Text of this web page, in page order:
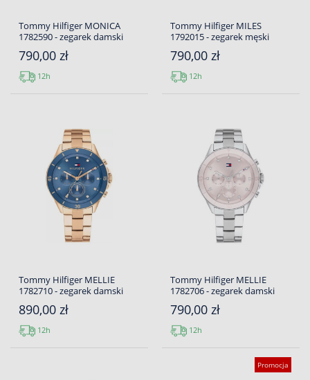
Tommy Hilfiger MONICA
1782590 - zegarek damski
790,00 zł
12h
Tommy Hilfiger MILES
1792015 - zegarek męski
790,00 zł
12h
Tommy Hilfiger MELLIE
1782710 - zegarek damski
890,00 zł
12h
Tommy Hilfiger MELLIE
1782706 - zegarek damski
790,00 zł
12h
Promocja